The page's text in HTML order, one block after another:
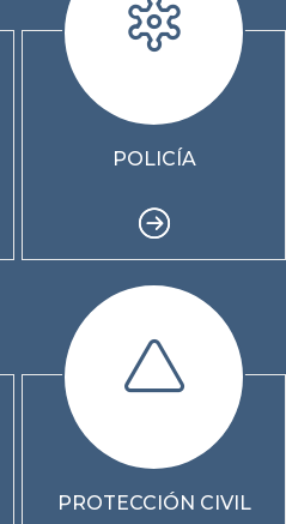
POLICÍA
PROTECCIÓN CIVIL